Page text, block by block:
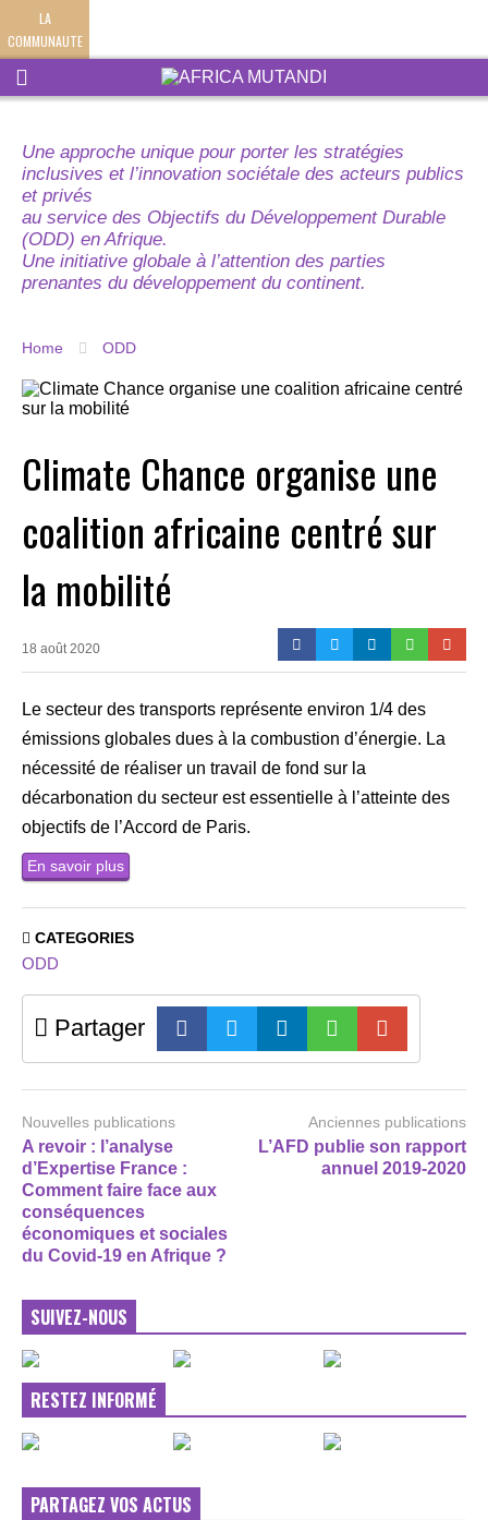
LA
COMMUNAUTE
Une approche unique pour porter les stratégies
inclusives et l’innovation sociétale des acteurs publics
et privés
au service des Objectifs du Développement Durable
(ODD) en Afrique.
Une initiative globale à l’attention des parties
prenantes du développement du continent.
Home ODD
Climate Chance organise une
coalition africaine centré sur
la mobilité
18 août 2020
Le secteur des transports représente environ 1/4 des
émissions globales dues à la combustion d’énergie. La
nécessité de réaliser un travail de fond sur la
décarbonation du secteur est essentielle à l’atteinte des
objectifs de l’Accord de Paris.
En savoir plus
CATEGORIES
ODD
Partager
Nouvelles publications
A revoir : l’analyse
d’Expertise France :
Comment faire face aux
conséquences
économiques et sociales
du Covid-19 en Afrique ?
Anciennes publications
L’AFD publie son rapport
annuel 2019-2020
SUIVEZ-NOUS
RESTEZ INFORMÉ
PARTAGEZ VOS ACTUS